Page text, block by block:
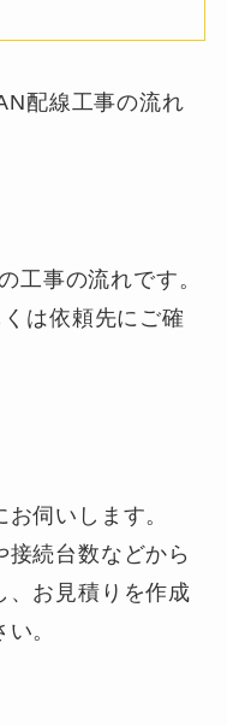
配線工事の流れ
工事の流れです。
は依頼先にご確
伺いします。
接続台数などから
、お見積りを作成
。